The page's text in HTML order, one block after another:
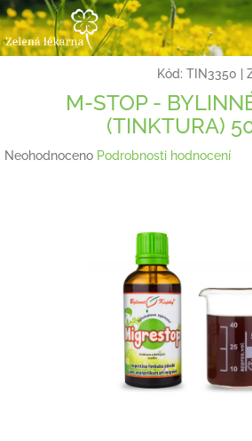
Přejít
na
obsah
Kód: TIN3350
M-STOP -
(TINKTURA)
Průměrné
Neohodnoceno Podrobnosti hodnocení